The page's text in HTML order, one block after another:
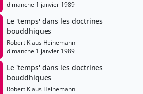
dimanche 1 janvier 1989
Le 'temps' dans les doctrines
bouddhiques
Robert Klaus Heinemann
dimanche 1 janvier 1989
Le 'temps' dans les doctrines
bouddhiques
Robert Klaus Heinemann